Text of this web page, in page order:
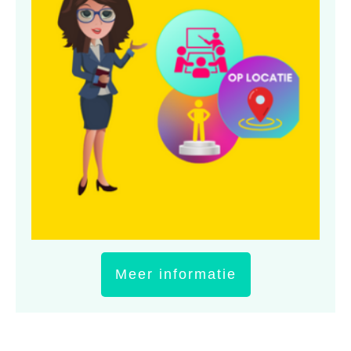
Meer informatie